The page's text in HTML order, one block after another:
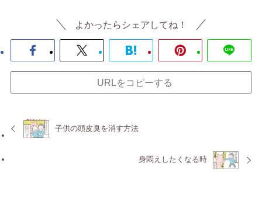
よかったらシェアしてね！
URLをコピーする
子供の頭皮臭を消す方法
身悶えしたくなる時